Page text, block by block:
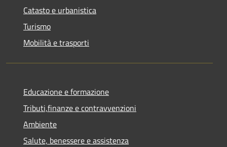
Catasto e urbanistica
Turismo
Mobilità e trasporti
Educazione e formazione
Tributi,finanze e contravvenzioni
Ambiente
Salute, benessere e assistenza